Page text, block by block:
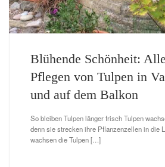
Blühende Schönheit:
Pflegen von Tulpen in
und auf dem Balkon
So bleiben Tulpen länger frisch Tulpen
denn sie strecken ihre Pflanzenzellen in die
wachsen die Tulpen […]